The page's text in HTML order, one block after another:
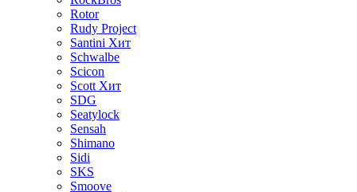
Rotor
Rudy Project
Santini Хит
Schwalbe
Scicon
Scott Хит
SDG
Seatylock
Sensah
Shimano
Sidi
SKS
Smoove